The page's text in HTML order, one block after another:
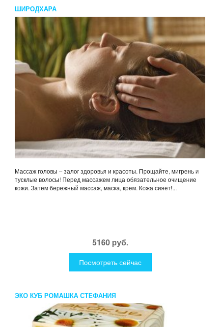
ШИРОДХАРА
Массаж головы – залог здоровья и красоты. Прощайте, мигрень и
тусклые волосы! Перед массажем лица обязательное очищение
кожи. Затем бережный массаж, маска, крем. Кожа сияет!...
5160 руб.
Посмотреть сейчас
ЭКО КУБ РОМАШКА СТЕФАНИЯ